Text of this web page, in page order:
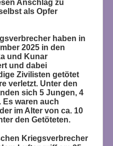
Anschlag zu
als Opfer
haben in
2025 in den
und Kunar
und dabei
Zivilisten getötet
verletzt. Unter den
sich 5 Jungen, 4
Es waren auch
im Alter von ca. 10
den Getöteten.
Kriegsverbrecher